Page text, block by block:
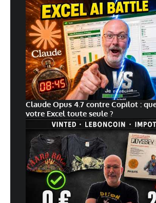
Claude Opus 4.7 contre Copilot :
votre Excel toute seule ?